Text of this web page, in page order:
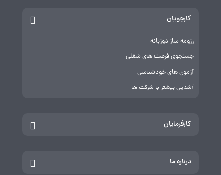
کارجویان
رزومه ساز دوزبانه
جستجوی فرصت های شغلی
آزمون های خودشناسی
آشنایی بیشتر با شرکت ها
کارفرمایان
درباره ما